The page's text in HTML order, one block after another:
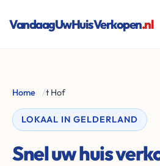
VandaagUwHuisVerkopen.nl
Home /t Hof
LOKAAL IN GELDERLAND
Snel uw huis